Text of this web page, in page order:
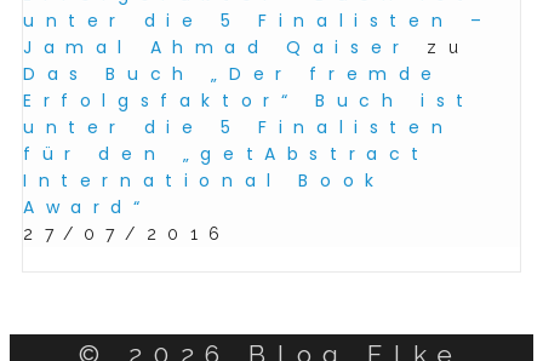
unter die 5 Finalisten –
Jamal Ahmad Qaiser
zu
Das Buch „Der fremde
Erfolgsfaktor“ Buch ist
unter die 5 Finalisten
für den „getAbstract
International Book
Award“
27/07/2016
© 2026 Blog Elke